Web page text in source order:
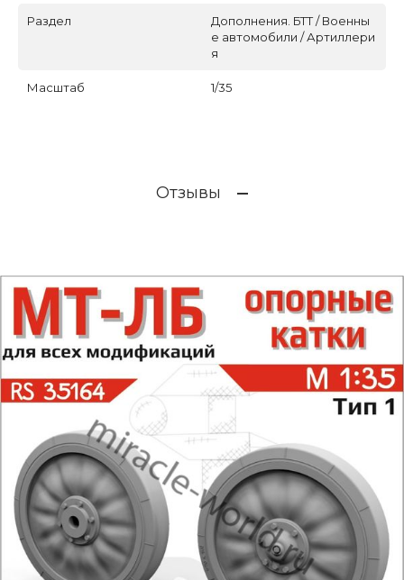
Раздел
Дополнения. БТТ / Военны
е автомобили / Артиллери
я
Масштаб 1/35
Отзывы